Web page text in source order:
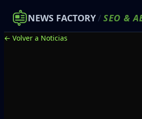
NEWS FACTORY/ SEO &
← Volver a Noticias